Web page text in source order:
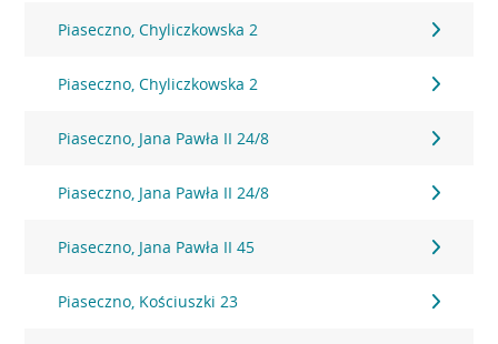
Piaseczno, Chyliczkowska 2
Piaseczno, Chyliczkowska 2
Piaseczno, Jana Pawła II 24/8
Piaseczno, Jana Pawła II 24/8
Piaseczno, Jana Pawła II 45
Piaseczno, Kościuszki 23